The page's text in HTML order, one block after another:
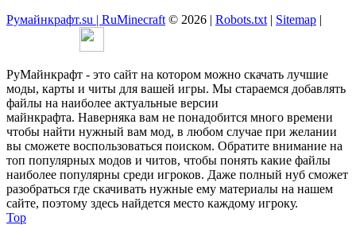
Румайнкрафт.su | RuMinecraft © 2026 | Robots.txt | Sitemap |
РуМайнкрафт - это сайт на котором можно скачать лучшие
моды, карты и читы для вашей игры. Мы стараемся добавлять
файлы на наиболее актуальные версии
майнкрафта. Наверняка вам не понадобится много времени
чтобы найти нужный вам мод, в любом случае при желании
вы сможете воспользоваться поиском. Обратите внимание на
топ популярных модов и читов, чтобы понять какие файлы
наиболее популярны среди игроков. Даже полный нуб сможет
разобраться где скачивать нужные ему материалы на нашем
сайте, поэтому здесь найдется место каждому игроку.
Top